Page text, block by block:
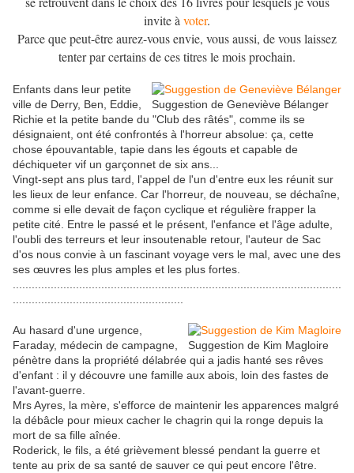
invite à voter.
Parce que peut-être aurez-vous envie, vous aussi, de vous laissez
tenter par certains de ces titres le mois prochain.
Suggestion de Geneviève Bélanger
Enfants dans leur petite
ville de Derry, Ben, Eddie,
Richie et la petite bande du "Club des râtés", comme ils se
désignaient, ont été confrontés à l'horreur absolue: ça, cette
chose épouvantable, tapie dans les égouts et capable de
déchiqueter vif un garçonnet de six ans...
Vingt-sept ans plus tard, l'appel de l'un d'entre eux les réunit sur
les lieux de leur enfance. Car l'horreur, de nouveau, se déchaîne,
comme si elle devait de façon cyclique et régulière frapper la
petite cité. Entre le passé et le présent, l'enfance et l'âge adulte,
l'oubli des terreurs et leur insoutenable retour, l'auteur de Sac
d'os nous convie à un fascinant voyage vers le mal, avec une des
ses œuvres les plus amples et les plus fortes.
Suggestion de Kim Magloire
Au hasard d'une urgence,
Faraday, médecin de campagne,
pénètre dans la propriété délabrée qui a jadis hanté ses rêves
d'enfant : il y découvre une famille aux abois, loin des fastes de
l'avant-guerre.
Mrs Ayres, la mère, s'efforce de maintenir les apparences malgré
la débâcle pour mieux cacher le chagrin qui la ronge depuis la
mort de sa fille aînée.
Roderick, le fils, a été grièvement blessé pendant la guerre et
tente au prix de sa santé de sauver ce qui peut encore l'être.